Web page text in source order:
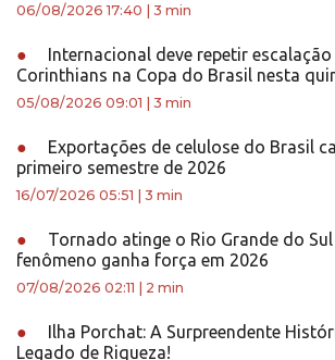
06/08/2026 17:40 3 min
●
Internacional deve repetir
Corinthians na Copa do Brasil nesta
05/08/2026 09:01 3 min
●
Exportações de celulose do Brasil
primeiro semestre de 2026
16/07/2026 05:51 3 min
●
Tornado atinge o Rio Grande do
fenômeno ganha força em 2026
07/08/2026 02:11 2 min
●
Ilha Porchat: A Surpreendente
Legado de Riqueza!